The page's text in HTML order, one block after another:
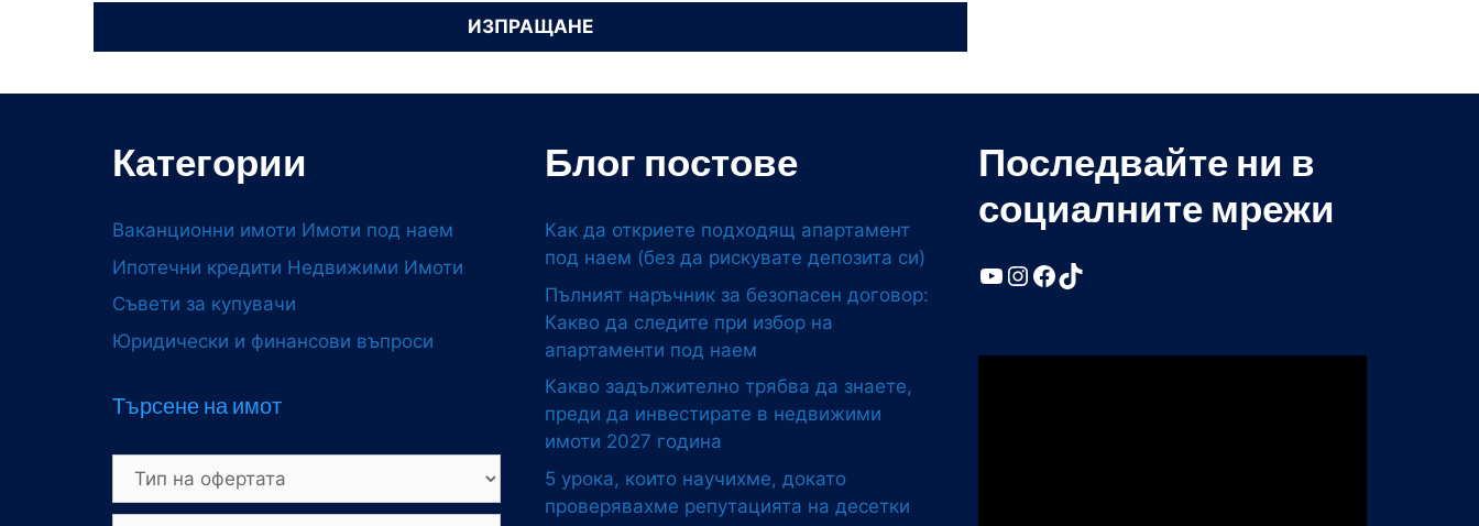
Категории
Ваканционни имоти Имоти под наем
Ипотечни кредити Недвижими Имоти
Съвети за купувачи
Юридически и финансови въпроси
Търсене на имот
Блог постове
Как да откриете подходящ апартамент
под наем (без да рискувате депозита си)
Пълният наръчник за безопасен договор:
Какво да следите при избор на
апартаменти под наем
Какво задължително трябва да знаете,
преди да инвестирате в недвижими
имоти 2027 година
5 урока, които научихме, докато
проверявахме репутацията на десетки
Последвайте ни в
социалните мрежи
YouTube
Instagram
Facebook
TikTok